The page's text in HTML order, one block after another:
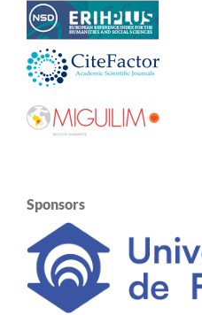
Sponsors